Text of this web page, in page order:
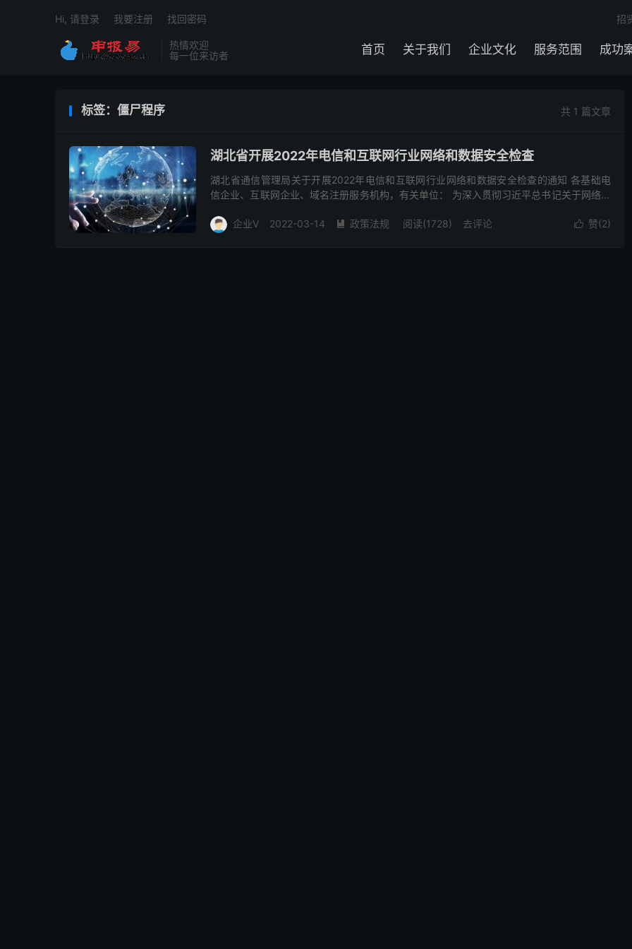
热情欢迎
每一位来访者
首页 关于我们 企业文化 服务范围 成功
招
Hi, 请登录 我要注册 找回密码
共 1 篇文章
标签：僵尸程序
湖北省开展2022年电信和互联网行业网络和数据安全检查
湖北省通信管理局关于开展2022年电信和互联网行业网络和数据安全检查的通知 各基础电
信企业、互联网企业、域名注册服务机构，有关单位： 为深入贯彻习近平总书记关于网络安
 赞(2)
企业V 2022-03-14  政策法规 阅读(1728) 去评论